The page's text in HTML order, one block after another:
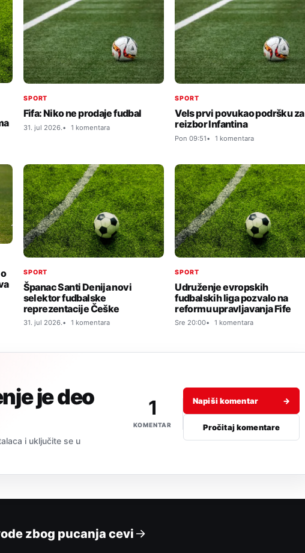
SPORT
Fifa: Niko ne prodaje fudbal
31. jul 2026. 1 komentara
SPORT
Vels prvi povukao podršku za
reizbor Infantina
Pon 09:51 1 komentara
SPORT
Španac Santi Denija novi
selektor fudbalske
reprezentacije Češke
31. jul 2026. 1 komentara
SPORT
Udruženje evropskih
fudbalskih liga pozvalo na
reformu upravljavanja Fife
Sre 20:00 1 komentara
je deo
i uključite se u
1
KOMENTAR
Napiši komentar →
Pročitaj komentare
zbog pucanja cevi